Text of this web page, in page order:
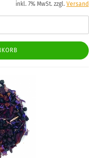
inkl. 7% MwSt. zzgl. Versand